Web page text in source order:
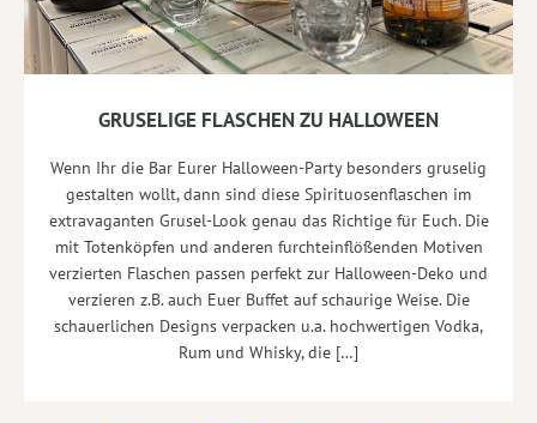
GRUSELIGE FLASCHEN ZU HALLOWEEN
Wenn Ihr die Bar Eurer Halloween-Party besonders gruselig
gestalten wollt, dann sind diese Spirituosenflaschen im
extravaganten Grusel-Look genau das Richtige für Euch. Die
mit Totenköpfen und anderen furchteinflößenden Motiven
verzierten Flaschen passen perfekt zur Halloween-Deko und
verzieren z.B. auch Euer Buffet auf schaurige Weise. Die
schauerlichen Designs verpacken u.a. hochwertigen Vodka,
Rum und Whisky, die […]